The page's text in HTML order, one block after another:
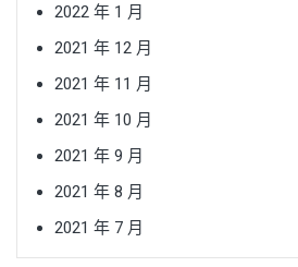
2022 年 1 月
2021 年 12 月
2021 年 11 月
2021 年 10 月
2021 年 9 月
2021 年 8 月
2021 年 7 月